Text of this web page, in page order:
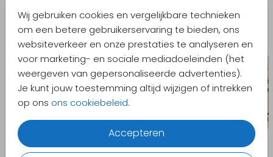
Wij gebruiken cookies en vergelijkbare technieken
om een betere gebruikerservaring te bieden, ons
websiteverkeer en onze prestaties te analyseren en
voor marketing- en sociale mediadoeleinden (het
weergeven van gepersonaliseerde advertenties).
Je kunt jouw toestemming altijd wijzigen of intrekken
op ons ons cookiebeleid.
Accepteren